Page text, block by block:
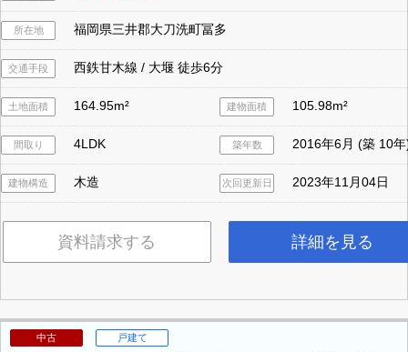
所在地 福岡県三井郡大刀洗町冨多
交通手段 西鉄甘木線 / 大堰 徒歩6分
土地面積 164.95m² 建物面積 105.98m²
間取り 4LDK 築年数 2016年6月 (築 10
建物構造 木造 次回更新日 2023年11月04日
資料請求する 詳細を見る
中古 戸建て